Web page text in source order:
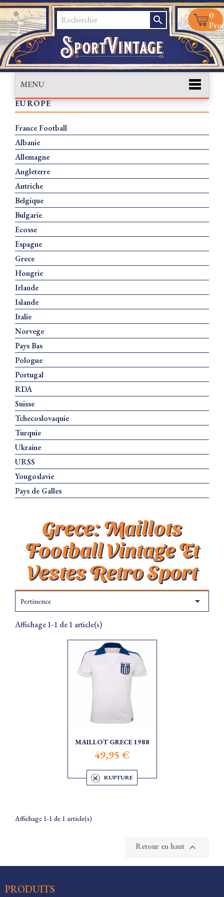
search
0
MENU
EUROPE
France Football
Albanie
Allemagne
Angleterre
Autriche
Belgique
Bulgarie
Ecosse
Espagne
Grece
Hongrie
Irlande
Islande
Italie
Norvege
Pays Bas
Pologne
Portugal
RDA
Suisse
Tchecoslovaquie
Turquie
Ukraine
URSS
Yougoslavie
Pays de Galles
Grece: Maillots
Football Vintage Et
Vestes Retro Sport
Pertinence 
Affichage 1-1 de 1 article(s)
MAILLOT GRECE 1988
49,95 €
RUPTURE
Affichage 1-1 de 1 article(s)
Retour en haut 
PRODUITS